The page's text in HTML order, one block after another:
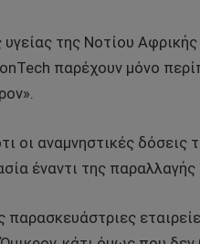
της Νοτίου
παρέχουν μόνο
οι αναμνηστικές δόσεις
έναντι της παραλλαγής